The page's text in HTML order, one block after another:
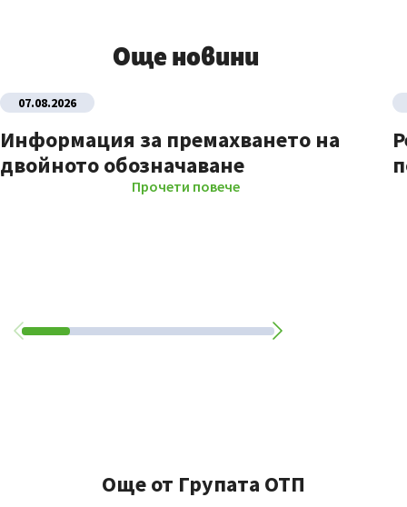
Още новини
07.08.2026
Информация за премахването на
двойното обозначаване
Прочети повече
Още от Групата ОТП